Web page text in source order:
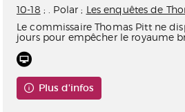
10-18 ; . Polar ; Les enquêtes de
Le commissaire Thomas Pitt ne
jours pour empêcher le royaume
Plus d'infos